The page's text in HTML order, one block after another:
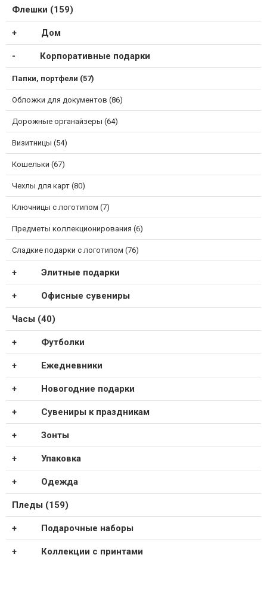
Флешки (159)
Дом
Корпоративные подарки
Папки, портфели (57)
Обложки для документов (86)
Дорожные органайзеры (64)
Визитницы (54)
Кошельки (67)
Чехлы для карт (80)
Ключницы с логотипом (7)
Предметы коллекционирования (6)
Сладкие подарки с логотипом (76)
Элитные подарки
Офисные сувениры
Часы (40)
Футболки
Ежедневники
Новогодние подарки
Сувениры к праздникам
Зонты
Упаковка
Одежда
Пледы (159)
Подарочные наборы
Коллекции с принтами